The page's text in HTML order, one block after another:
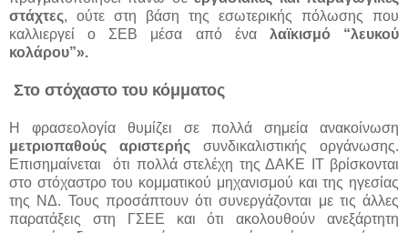
στάχτες, ούτε στη βάση της εσωτερικής πόλωσης που
καλλιεργεί ο ΣΕΒ μέσα από ένα λαϊκισμό “λευκού
κολάρου”».
Στο στόχαστο του κόμματος
Η φρασεολογία θυμίζει σε πολλά σημεία ανακοίνωση
μετριοπαθούς αριστερής συνδικαλιστικής οργάνωσης.
Επισημαίνεται ότι πολλά στελέχη της ΔΑΚΕ ΙΤ βρίσκονται
στο στόχαστρο του κομματικού μηχανισμού και της ηγεσίας
της ΝΔ. Τους προσάπτουν ότι συνεργάζονται με τις άλλες
παρατάξεις στη ΓΣΕΕ και ότι ακολουθούν ανεξάρτητη